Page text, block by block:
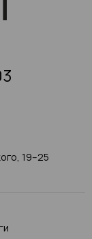
19–25